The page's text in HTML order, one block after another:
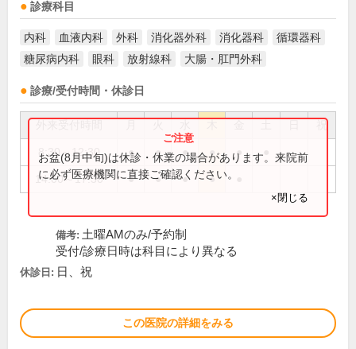
診療科目
内科 血液内科 外科 消化器外科 消化器科
循環器科
糖尿病内科
眼科 放射線科 大腸・肛門外科
診療/受付時間・休診日
祝
8:30～12:30 ● ● ● ● ●
14:00～17:30 ● ● ● ●
お盆(8月中旬)は休診・休業の場合があります。来院前
に必ず医療機関に直接ご確認ください。
×閉じる
備考: 土曜AMのみ/予約制
受付/診療日時は科目により異なる
休診日: 日、祝
この医院の詳細をみる